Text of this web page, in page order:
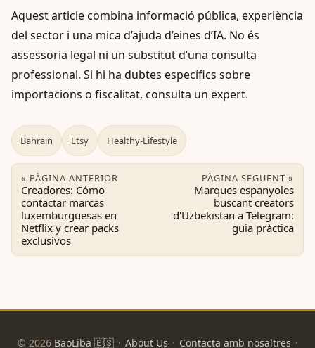
Aquest article combina informació pública, experiència
del sector i una mica d’ajuda d’eines d’IA. No és
assessoria legal ni un substitut d’una consulta
professional. Si hi ha dubtes específics sobre
importacions o fiscalitat, consulta un expert.
Bahrain Etsy Healthy-Lifestyle
« PÀGINA ANTERIOR
Creadores: Cómo
contactar marcas
luxemburguesas en
Netflix y crear packs
exclusivos
PÀGINA SEGÜENT »
Marques espanyoles
buscant creators
d'Uzbekistan a Telegram:
guia pràctica
© 2026 BaoLiba 🇪🇸 · About Us · Contacta amb nosaltres ·